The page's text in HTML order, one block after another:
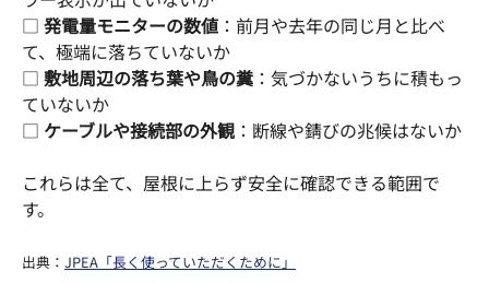
□ 発電量モニターの数値 ：前月や去年の同じ月と比べ
て、極端に落ちていないか
□ 敷地周辺の落ち葉や鳥の糞 ：気づかないうちに積もっ
ていないか
□ ケーブルや接続部の外観：断線や錆びの兆候はないか
これらは全て、屋根に上らず安全に確認できる範囲で
す。
出典： JPEA「長く使っていただくために」